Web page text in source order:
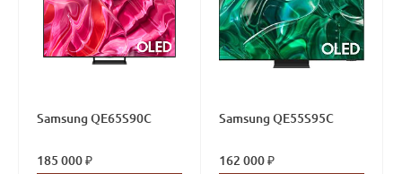
Samsung QE65S90C
185 000 ₽
Samsung QE55S95C
162 000 ₽